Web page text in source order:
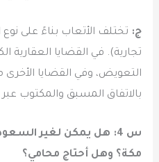
ج: تختلف الأتعاب بناءً على
تجارية). في القضايا
التعويض، وفي القضايا
بالاتفاق المسبق والمكتوب
س 4: هل يمكن لغير
مكة؟ وهل أحتاج محامي؟